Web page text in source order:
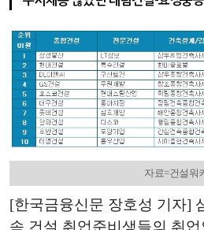
자료=건설워
[한국금융신문 장호성 기자]
속 건설 취업준비생들의 취